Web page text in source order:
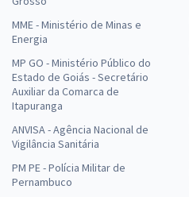
MME - Ministério de Minas e
Energia
MP GO - Ministério Público do
Estado de Goiás - Secretário
Auxiliar da Comarca de
Itapuranga
ANVISA - Agência Nacional de
Vigilância Sanitária
PM PE - Polícia Militar de
Pernambuco